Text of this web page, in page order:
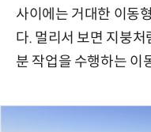
사이에는 거대한 이동
다. 멀리서 보면 지붕
분 작업을 수행하는 이